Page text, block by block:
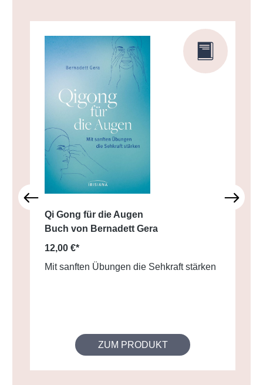
Qi Gong für die Augen
Buch von Bernadett Gera
12,00 €*
Mit sanften Übungen die Sehkraft stärken
ZUM PRODUKT